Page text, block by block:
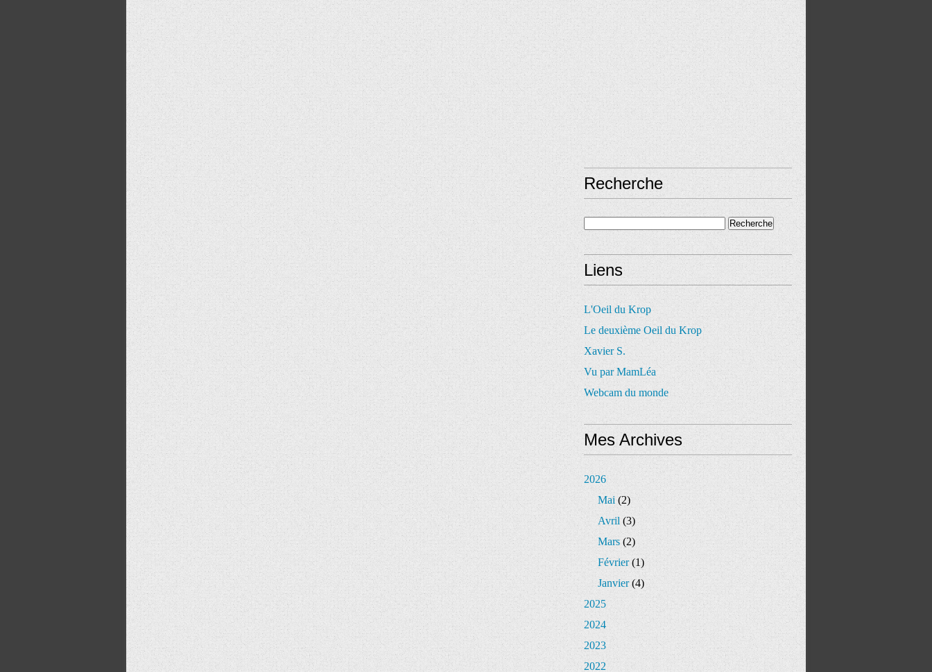
Recherche
Liens
L'Oeil du Krop
Le deuxième Oeil du Krop
Xavier S.
Vu par MamLéa
Webcam du monde
Mes Archives
2026
Mai(2)
Avril(3)
Mars(2)
Février(1)
Janvier(4)
2025
2024
2023
2022